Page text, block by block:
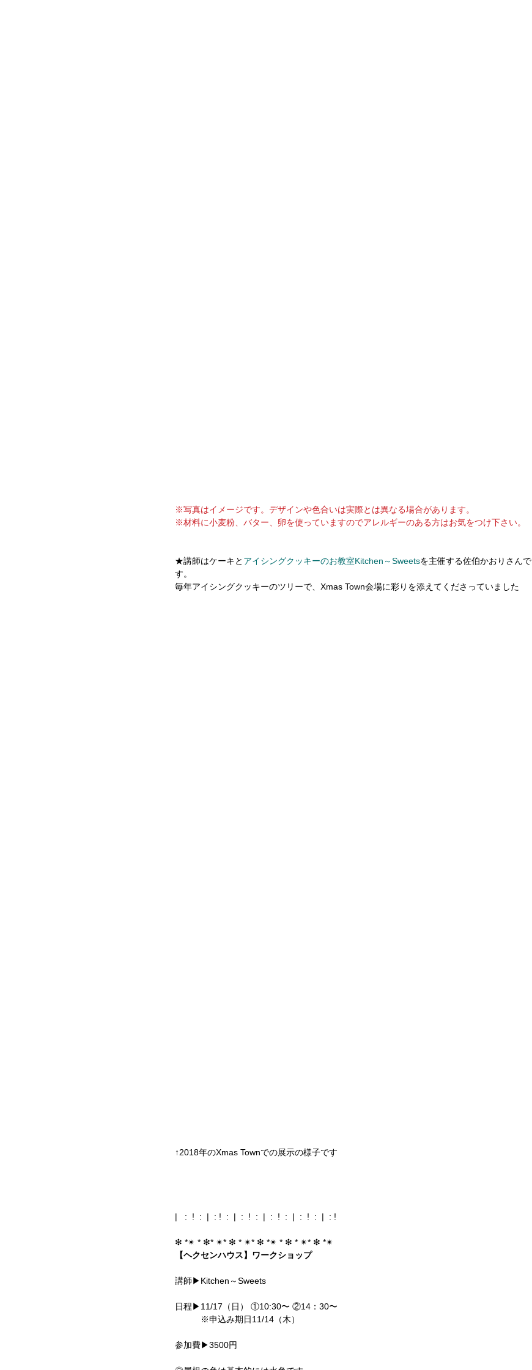
※写真はイメージです。デザインや色合いは実際とは異なる場合があります。
※材料に小麦粉、バター、卵を使っていますのでアレルギーのある方はお気をつけ下さい。
★講師はケーキと アイシングクッキーのお教室Kitchen～Sweetsを主催する佐伯かおりさんで
す。
毎年アイシングクッキーのツリーで、Xmas Town会場に彩りを添えてくださっていました
↑2018年のXmas Townでの展示の様子です
|   :  !  :  |  : !  :  |  :  !  :  |  :  !  :  |  :  !  :  |  : !
❇︎ *✴︎ * ❇︎* ✴︎* ❇︎ * ✴︎* ❇︎ *✴︎ * ❇︎ * ✴︎* ❇︎ *✴︎
【ヘクセンハウス】ワークショップ
講師▶Kitchen～Sweets
日程▶11/17（日） ①10:30〜 ②14：30〜
※申込み期日11/14（木）
参加費▶3500円